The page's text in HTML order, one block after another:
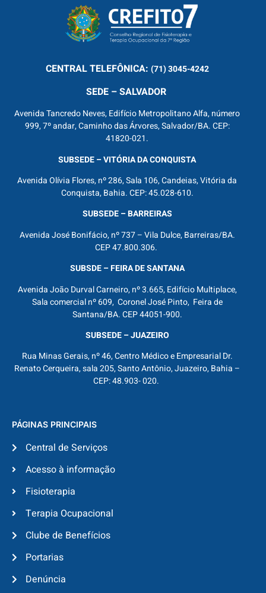
CENTRALTELEFÔNICA: (71) 3045-4242
SEDE – SALVADOR
Avenida Tancredo Neves, Edifício Metropolitano Alfa, número
999, 7º andar, Caminho das Árvores, Salvador/BA. CEP:
41820-021.
SUBSEDE – VITÓRIA DA CONQUISTA
Avenida Olívia Flores, nº 286, Sala 106, Candeias, Vitória da
Conquista, Bahia. CEP: 45.028-610.
SUBSEDE – BARREIRAS
Avenida José Bonifácio, nº 737 – Vila Dulce, Barreiras/BA.
CEP 47.800.306.
SUBSDE – FEIRA DE SANTANA
Avenida João Durval Carneiro, nº 3.665, Edifício Multiplace,
Sala comercial nº 609, Coronel José Pinto, Feira de
Santana/BA. CEP 44051-900.
SUBSEDE – JUAZEIRO
Rua Minas Gerais, nº 46, Centro Médico e Empresarial Dr.
Renato Cerqueira, sala 205, Santo Antônio, Juazeiro, Bahia –
CEP: 48.903- 020.
PÁGINAS PRINCIPAIS
Central de Serviços
Acesso à informação
Fisioterapia
Terapia Ocupacional
Clube de Benefícios
Portarias
Denúncia